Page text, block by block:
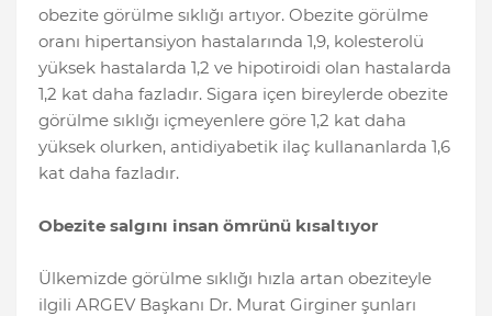
obezite görülme sıklığı artıyor. Obezite görülme
oranı hipertansiyon hastalarında 1,9, kolesterolü
yüksek hastalarda 1,2 ve hipotiroidi olan hastalarda
1,2 kat daha fazladır. Sigara içen bireylerde obezite
görülme sıklığı içmeyenlere göre 1,2 kat daha
yüksek olurken, antidiyabetik ilaç kullananlarda 1,6
kat daha fazladır.
Obezite salgını insan ömrünü kısaltıyor
Ülkemizde görülme sıklığı hızla artan obeziteyle
ilgili ARGEV Başkanı Dr. Murat Girginer şunları